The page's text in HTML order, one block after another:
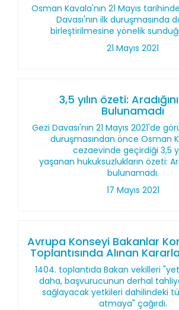
Osman Kavala'nın 21 Mayıs
Davası'nın ilk duruşmasında
birleştirilmesine yönelik
21 Mayıs 2021
3,5 yılın özeti:
Bulunamadı
Gezi Davası'nın 21 Mayıs 2021'de
duruşmasından önce Osman
cezaevinde geçirdiği 3,5
yaşanan hukuksuzlukların özeti:
bulunamadı.
17 Mayıs 2021
Avrupa Konseyi Bakanlar
Toplantısında Alınan
1404. toplantıda Bakan vekilleri
daha, başvurucunun derhal
sağlayacak yetkileri dahilindeki
atmaya" çağırdı.